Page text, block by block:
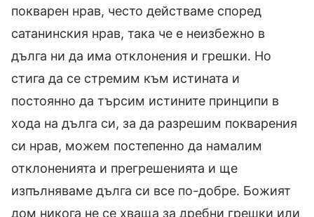
покварен нрав, често действаме според
сатанинския нрав, така че е неизбежно в
дълга ни да има отклонения и грешки. Но
стига да се стремим към истината и
постоянно да търсим истините принципи в
хода на дълга си, за да разрешим покварения
си нрав, можем постепенно да намалим
отклоненията и прегрешенията и ще
изпълняваме дълга си все по-добре. Божият
дом никога не се хваща за дребни грешки или